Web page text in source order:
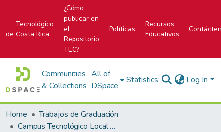
Tecnológico
de Costa Rica
¿Cómo
publicar en
el
Repositorio
TEC?
Políticas
Recursos
Educativos
Communities
& Collections
All of
DSpace
Statistics Log In
Home
Trabajos de Graduación
Campus Tecnológico Local San José